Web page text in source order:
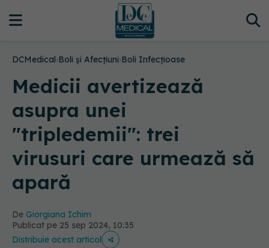
DCMedical›Boli și Afecțiuni›Boli Infecțioase
Medicii avertizează
asupra unei
"tripledemii": trei
virusuri care urmează să
apară
De Giorgiana Ichim
Publicat pe 25 sep 2024, 10:35
Distribuie acest articol